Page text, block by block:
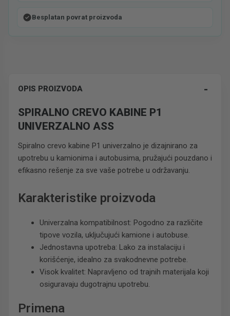
Besplatan povrat proizvoda
OPIS PROIZVODA
SPIRALNO CREVO KABINE P1
UNIVERZALNO ASS
Spiralno crevo kabine P1 univerzalno je dizajnirano za
upotrebu u kamionima i autobusima, pružajući pouzdano i
efikasno rešenje za sve vaše potrebe u održavanju.
Karakteristike proizvoda
Univerzalna kompatibilnost: Pogodno za različite
tipove vozila, uključujući kamione i autobuse.
Jednostavna upotreba: Lako za instalaciju i
korišćenje, idealno za svakodnevne potrebe.
Visok kvalitet: Napravljeno od trajnih materijala koji
osiguravaju dugotrajnu upotrebu.
Primena
-